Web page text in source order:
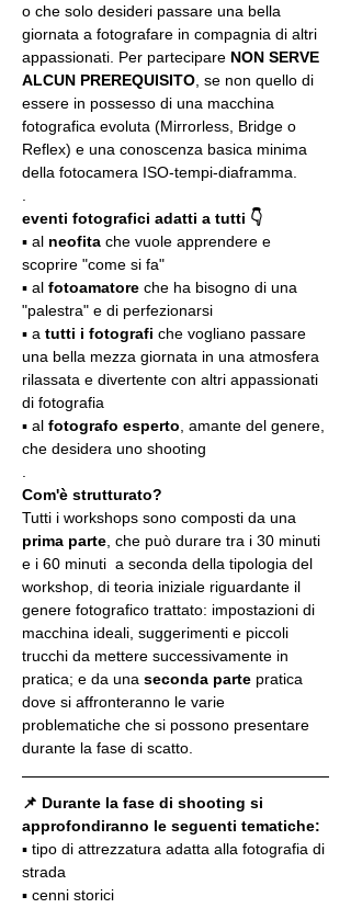
o che solo desideri passare una bella
giornata a fotografare in compagnia di altri
appassionati. Per partecipare NON SERVE
ALCUN PREREQUISITO , se non quello di
essere in possesso di una macchina
fotografica evoluta (Mirrorless, Bridge o
Reflex) e una conoscenza basica minima
della fotocamera ISO-tempi-diaframma.
eventi fotografici adatti a tutti 👇
▪️ al neofita che vuole apprendere e
scoprire "come si fa"
▪️ al fotoamatore che ha bisogno di una
"palestra" e di perfezionarsi
▪️ a tutti i fotografi che vogliano passare
una bella mezza giornata in una atmosfera
rilassata e divertente con altri appassionati
di fotografia
▪️ al fotografo esperto , amante del genere,
che desidera uno shooting
Com'è strutturato?
Tutti i workshops sono composti da una
prima parte , che può durare tra i 30 minuti
e i 60 minuti  a seconda della tipologia del
workshop, di teoria iniziale riguardante il
genere fotografico trattato: impostazioni di
macchina ideali, suggerimenti e piccoli
trucchi da mettere successivamente in
pratica; e da una seconda parte pratica
dove si affronteranno le varie
problematiche che si possono presentare
durante la fase di scatto.
📌 Durante la fase di shooting si
approfondiranno le seguenti tematiche:
▪️ tipo di attrezzatura adatta alla fotografia di
strada
▪️ cenni storici